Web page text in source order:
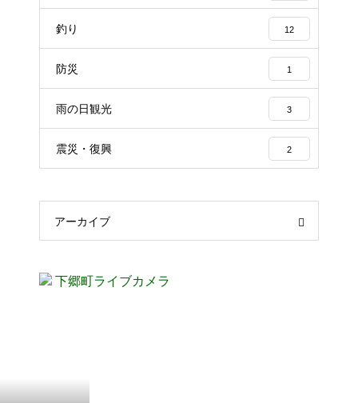
釣り 12
防災 1
雨の日観光 3
震災・復興 2
アーカイブ
下郷町ライブカメラ